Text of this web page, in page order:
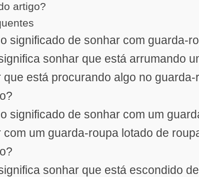
artigo?
significado de sonhar com guarda-
sonhar que está arrumando
que está procurando algo no
significado de sonhar com um
com um guarda-roupa lotado de
sonhar que está escondido